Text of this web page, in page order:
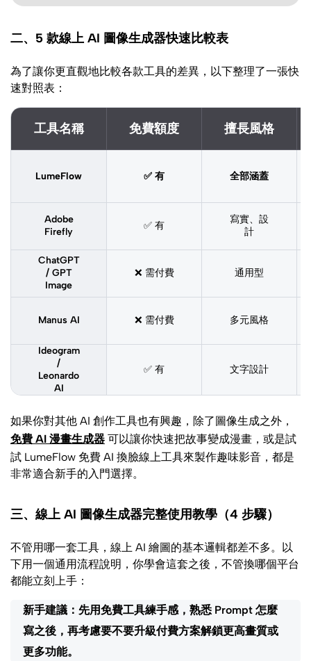
二、5 款線上 AI 圖像生成器快速比較表
為了讓你更直觀地比較各款工具的差異，以下整理了一張快
速對照表：
工具名稱 免費額度 擅長風格
LumeFlow ✅ 有 全部涵蓋
Adobe
Firefly
✅ 有
寫實、設
計
ChatGPT
/ GPT
Image
❌ 需付費 通用型
Manus AI ❌ 需付費 多元風格
Ideogram
/
Leonardo
AI
✅ 有 文字設計
如果你對其他 AI 創作工具也有興趣，除了圖像生成之外，
免費 AI 漫畫生成器 可以讓你快速把故事變成漫畫，或是試
試 LumeFlow 免費 AI 換臉線上工具來製作趣味影音，都是
非常適合新手的入門選擇。
三、線上 AI 圖像生成器完整使用教學（4 步驟）
不管用哪一套工具，線上 AI 繪圖的基本邏輯都差不多。以
下用一個通用流程說明，你學會這套之後，不管換哪個平台
都能立刻上手：
新手建議： 先用免費工具練手感，熟悉 Prompt 怎麼
寫之後，再考慮要不要升級付費方案解鎖更高畫質或
更多功能。